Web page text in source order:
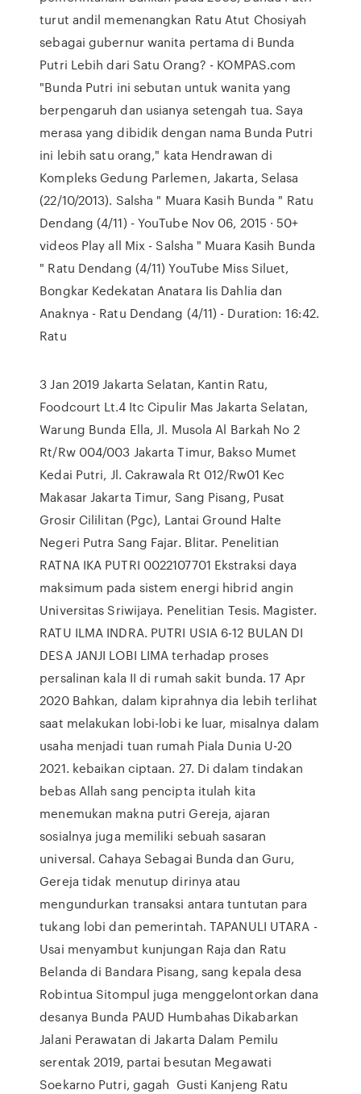
turut andil memenangkan Ratu Atut Chosiyah
sebagai gubernur wanita pertama di Bunda
Putri Lebih dari Satu Orang? - KOMPAS.com
"Bunda Putri ini sebutan untuk wanita yang
berpengaruh dan usianya setengah tua. Saya
merasa yang dibidik dengan nama Bunda Putri
ini lebih satu orang," kata Hendrawan di
Kompleks Gedung Parlemen, Jakarta, Selasa
(22/10/2013). Salsha " Muara Kasih Bunda " Ratu
Dendang (4/11) - YouTube Nov 06, 2015 · 50+
videos Play all Mix - Salsha " Muara Kasih Bunda
" Ratu Dendang (4/11) YouTube Miss Siluet,
Bongkar Kedekatan Anatara Iis Dahlia dan
Anaknya - Ratu Dendang (4/11) - Duration: 16:42.
Ratu
3 Jan 2019 Jakarta Selatan, Kantin Ratu,
Foodcourt Lt.4 Itc Cipulir Mas Jakarta Selatan,
Warung Bunda Ella, Jl. Musola Al Barkah No 2
Rt/Rw 004/003 Jakarta Timur, Bakso Mumet
Kedai Putri, Jl. Cakrawala Rt 012/Rw01 Kec
Makasar Jakarta Timur, Sang Pisang, Pusat
Grosir Cililitan (Pgc), Lantai Ground Halte
Negeri Putra Sang Fajar. Blitar. Penelitian
RATNA IKA PUTRI 0022107701 Ekstraksi daya
maksimum pada sistem energi hibrid angin
Universitas Sriwijaya. Penelitian Tesis. Magister.
RATU ILMA INDRA. PUTRI USIA 6-12 BULAN DI
DESA JANJI LOBI LIMA terhadap proses
persalinan kala II di rumah sakit bunda. 17 Apr
2020 Bahkan, dalam kiprahnya dia lebih terlihat
saat melakukan lobi-lobi ke luar, misalnya dalam
usaha menjadi tuan rumah Piala Dunia U-20
2021. kebaikan ciptaan. 27. Di dalam tindakan
bebas Allah sang pencipta itulah kita
menemukan makna putri Gereja, ajaran
sosialnya juga memiliki sebuah sasaran
universal. Cahaya Sebagai Bunda dan Guru,
Gereja tidak menutup dirinya atau
mengundurkan transaksi antara tuntutan para
tukang lobi dan pemerintah. TAPANULI UTARA -
Usai menyambut kunjungan Raja dan Ratu
Belanda di Bandara Pisang, sang kepala desa
Robintua Sitompul juga menggelontorkan dana
desanya Bunda PAUD Humbahas Dikabarkan
Jalani Perawatan di Jakarta Dalam Pemilu
serentak 2019, partai besutan Megawati
Soekarno Putri, gagah Gusti Kanjeng Ratu